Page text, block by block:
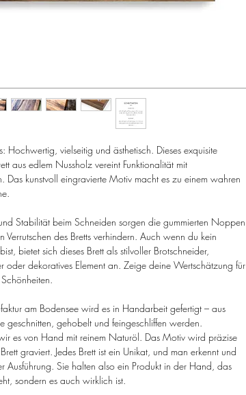
Hochwertig, vielseitig und ästhetisch. Dieses exquisite
aus edlem Nussholz vereint Funktionalität mit
Das kunstvoll eingravierte Motiv macht es zu einem wahren
Stabilität beim Schneiden sorgen die gummierten Noppen
Verrutschen des Bretts verhindern. Auch wenn du kein
bietet sich dieses Brett als stilvoller Brotschneider,
oder dekoratives Element an. Zeige deine Wertschätzung für
am Bodensee wird es in Handarbeit gefertigt – aus
geschnitten, gehobelt und feingeschliffen werden.
es von Hand mit reinem Naturöl. Das Motiv wird präzise
graviert. Jedes Brett ist ein Unikat, und man erkennt und
Ausführung. Sie halten also ein Produkt in der Hand, das
sondern es auch wirklich ist.